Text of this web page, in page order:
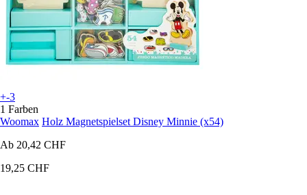
+-3
1 Farben
Woomax Holz Magnetspielset Disney Minnie (x54)
Ab 20,42 CHF
19,25 CHF